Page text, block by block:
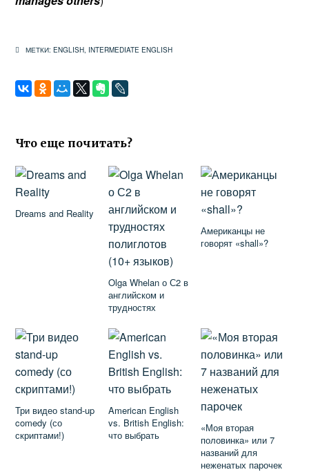
МЕТКИ:ENGLISH, INTERMEDIATE ENGLISH
Что еще почитать?
Dreams and Reality
Olga Whelan о С2 в
английском и
трудностях
языков)
Американцы не
говорят «shall»?
Три видео stand-up
comedy (со
скриптами!)
American English
vs. British English:
что выбрать
«Моя вторая
половинка» или 7
названий для
неженатых парочек